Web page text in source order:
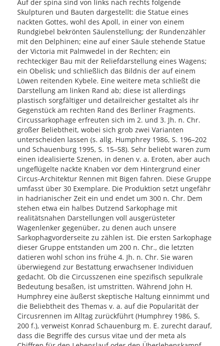
Auf der spina sind von links nach rechts folgende
Skulpturen und Bauten dargestellt: die Statue eines
nackten Gottes, wohl des Apoll, in einer von einem
Rundgiebel bekrönten Säulenstellung; der Rundenzähler
mit den Delphinen; eine auf einer Säule stehende Statue
der Victoria mit Palmwedel in der Rechten; ein
rechteckiger Bau mit der Reliefdarstellung eines Wagens;
ein Obelisk; und schließlich das Bildnis der auf einem
Löwen reitenden Kybele. Eine weitere meta schließt die
Darstellung am linken Rand ab; diese ist allerdings
plastisch sorgfältiger und detailreicher gestaltet als ihr
Gegenstück am rechten Rand des Berliner Fragments.
Circussarkophage erfreuten sich im 2. und 3. Jh. n. Chr.
großer Beliebtheit, wobei sich grob zwei Varianten
unterscheiden lassen (s. allg. Humphrey 1986, S. 196–202
und Schauenburg 1995, S. 15–58). Sehr beliebt waren zum
einen idealisierte Szenen, in denen v. a. Eroten, aber auch
ungeflügelte nackte Knaben vor dem Hintergrund einer
Circus-Architektur Rennen mit Bigen fahren. Diese Gruppe
umfasst über 30 Exemplare. Die Produktion setzt ungefähr
in hadrianischer Zeit ein und endet um 300 n. Chr. Dem
stehen etwa ein halbes Dutzend Sarkophage mit
realitätsnahen Darstellungen voll ausgerüsteter
Wagenlenker gegenüber, zu denen auch unsere
Sarkophagvorderseite zu zählen ist. Die ersten Sarkophage
dieser Gruppe entstanden um 200 n. Chr., die letzten
datieren wohl schon ins frühe 4. Jh. n. Chr. Sie waren
überwiegend zur Bestattung erwachsener Individuen
gedacht. Ob die Circusszenen eine spezifisch sepulkrale
Bedeutung besaßen, ist umstritten. Während John H.
Humphrey eine äußerst skeptische Haltung einnimmt und
die Beliebtheit des Themas v. a. auf die Popularität der
Circusrennen im Alltag zurückführt (Humphrey 1986, S.
200 f.), verweist Konrad Schauenburg m. E. zurecht darauf,
dass die Begriffe des cursus vitae und der meta als